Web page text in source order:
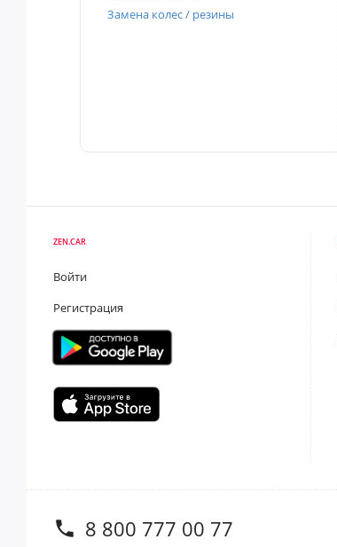
Замена колес / резины
ZEN.CAR
Войти
Регистрация
8 800 777 00 77